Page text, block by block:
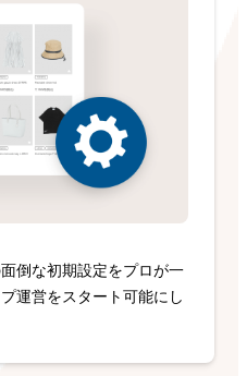
倒な初期設定をプロが一
運営をスタート可能にし